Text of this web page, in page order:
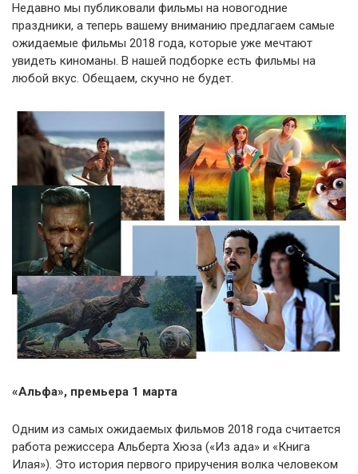
Недавно мы публиковали фильмы на новогодние
праздники, а теперь вашему вниманию предлагаем самые
ожидаемые фильмы 2018 года, которые уже мечтают
увидеть киноманы. В нашей подборке есть фильмы на
любой вкус. Обещаем, скучно не будет.
«Альфа», премьера 1 марта
Одним из самых ожидаемых фильмов 2018 года считается
работа режиссера Альберта Хюза («Из ада» и «Книга
Илая»). Это история первого приручения волка человеком